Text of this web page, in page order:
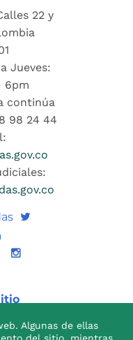
22 y
Jueves:
6pm
continúa
98 24 44
Twitter
Algunas de ellas